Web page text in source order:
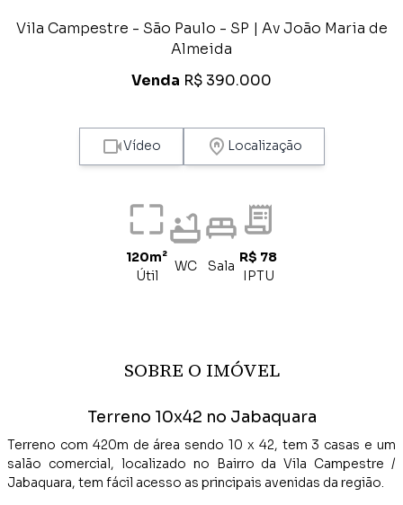
Vila Campestre - São Paulo - SP | Av João Maria de
Almeida
Venda R$ 390.000
Vídeo Localização
120m²
Útil
WC Sala
R$ 78
IPTU
SOBRE O IMÓVEL
Terreno 10x42 no Jabaquara
Terreno com 420m de área sendo 10 x 42, tem 3 casas e um
salão comercial, localizado no Bairro da Vila Campestre /
Jabaquara, tem fácil acesso as principais avenidas da região.